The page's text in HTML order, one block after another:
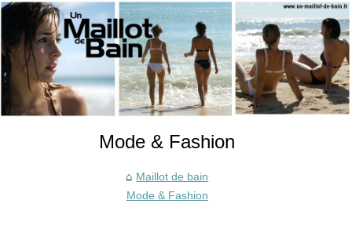
Mode & Fashion
Maillot de bain
Mode & Fashion